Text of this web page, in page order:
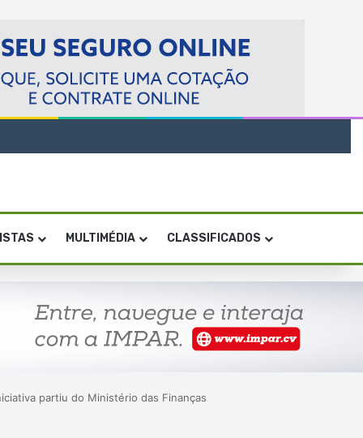
MULTIMÉDIA CLASSIFICADOS
partiu do Ministério das Finanças